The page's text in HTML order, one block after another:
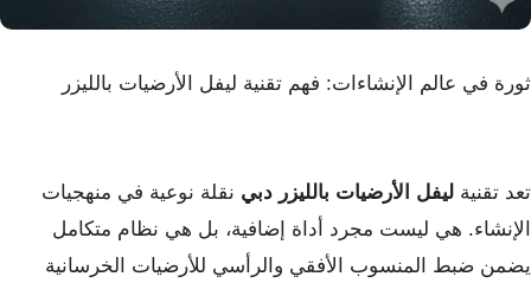
ثورة في عالم الإنشاءات: فهم تقنية ليفل الأرضيات بالليزر
تعد تقنية ليفل الأرضيات بالليزر دبي نقلة نوعية في منهجيات
الإنشاء. هي ليست مجرد أداة إضافية، بل هي نظام متكامل
يضمن ضبط المنسوب الأفقي والرأسي للأرضيات الخرسانية